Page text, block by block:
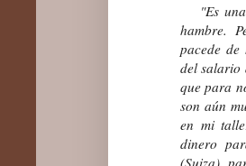
"Es una
hambre.
pacede
del salario
que para
son aún
en mi
dinero
(Suiza),